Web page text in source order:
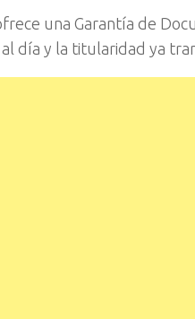
una Garantí­a de
dí­a y la titularidad ya